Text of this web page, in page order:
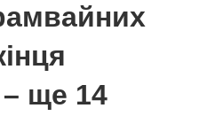
– ще 14